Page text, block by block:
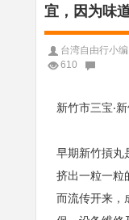
宜，因为味
台湾自由行小编
610
新竹市三宝‧
早期新竹摃丸
挤出一粒一粒
而流传开来，